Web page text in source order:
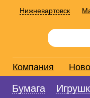
Нижневартовск
Компания
Бумага